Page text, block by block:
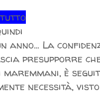
tutto
anno… La
presupporre
è
necessità,